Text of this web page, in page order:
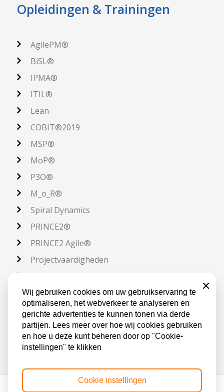
Opleidingen & Trainingen
AgilePM®
BiSL®
IPMA®
ITIL®
Lean
COBIT®2019
MSP®
MoP®
P3O®
M_o_R®
Spiral Dynamics
PRINCE2®
PRINCE2 Agile®
Projectvaardigheden
Scrum
Verandermanagement
WISP®
Wij gebruiken cookies om uw gebruikservaring te
optimaliseren, het webverkeer te analyseren en
gerichte advertenties te kunnen tonen via derde
partijen. Lees meer over hoe wij cookies gebruiken
en hoe u deze kunt beheren door op "Cookie-
instellingen" te klikken
Sluiten
Cookie instellingen